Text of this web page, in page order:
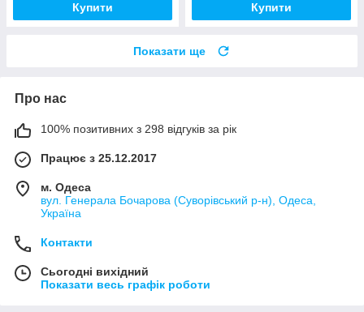
Купити Купити
Показати ще
Про нас
100% позитивних з 298 відгуків за рік
Працює з 25.12.2017
м. Одеса
вул. Генерала Бочарова (Суворівський р-н), Одеса,
Україна
Контакти
Сьогодні вихідний
Показати весь графік роботи